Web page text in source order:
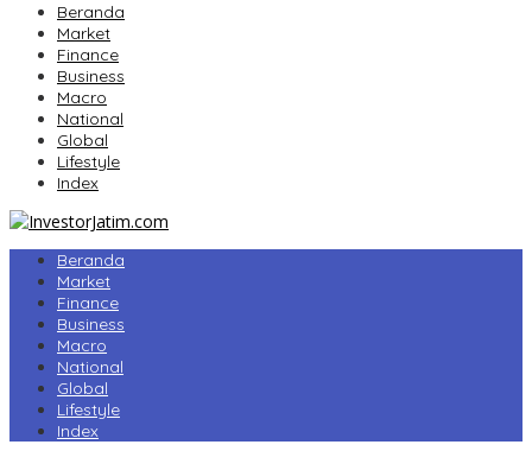
Beranda
Market
Finance
Business
Macro
National
Global
Lifestyle
Index
Beranda
Market
Finance
Business
Macro
National
Global
Lifestyle
Index